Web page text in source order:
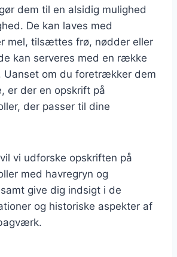
dem til en alsidig mulighed
De kan laves med
mel, tilsættes frø, nødder eller
kan serveres med en række
Uanset om du foretrækker dem
er der en opskrift på
der passer til dine
vi udforske opskriften på
med havregryn og
give dig indsigt i de
og historiske aspekter af